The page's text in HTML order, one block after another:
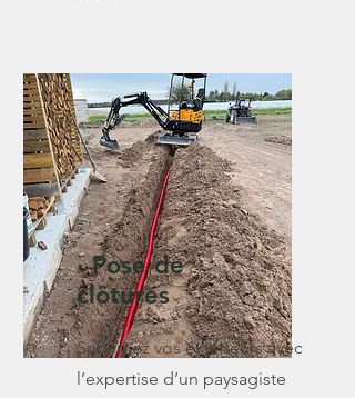
· Pose de
clôtures
Sublimez vos extérieurs avec
l’expertise d’un paysagiste